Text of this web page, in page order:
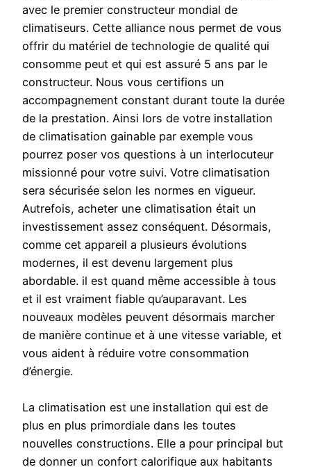
avec le premier constructeur mondial de
climatiseurs. Cette alliance nous permet de vous
offrir du matériel de technologie de qualité qui
consomme peut et qui est assuré 5 ans par le
constructeur. Nous vous certifions un
accompagnement constant durant toute la durée
de la prestation. Ainsi lors de votre installation
de climatisation gainable par exemple vous
pourrez poser vos questions à un interlocuteur
missionné pour votre suivi. Votre climatisation
sera sécurisée selon les normes en vigueur.
Autrefois, acheter une climatisation était un
investissement assez conséquent. Désormais,
comme cet appareil a plusieurs évolutions
modernes, il est devenu largement plus
abordable. il est quand même accessible à tous
et il est vraiment fiable qu’auparavant. Les
nouveaux modèles peuvent désormais marcher
de manière continue et à une vitesse variable, et
vous aident à réduire votre consommation
d’énergie.
La climatisation est une installation qui est de
plus en plus primordiale dans les toutes
nouvelles constructions. Elle a pour principal but
de donner un confort calorifique aux habitants